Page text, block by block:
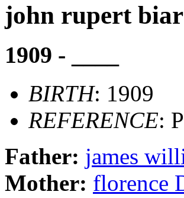
john rupert
1909 - ____
BIRTH: 1909
REFERENCE:
Father: james
Mother: florence